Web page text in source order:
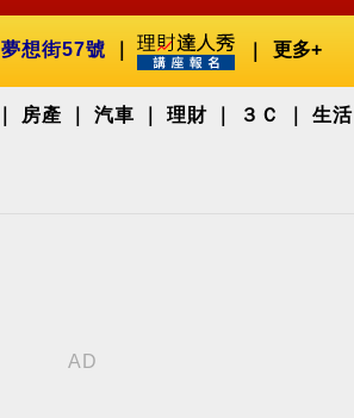
夢想街57號 更多+
房產 汽車 理財 ３Ｃ 生活